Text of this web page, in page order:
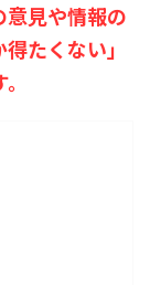
見や情報の
たくない」